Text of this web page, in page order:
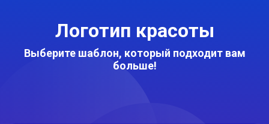
Логотип красоты
Выберите шаблон, который подходит вам
больше!